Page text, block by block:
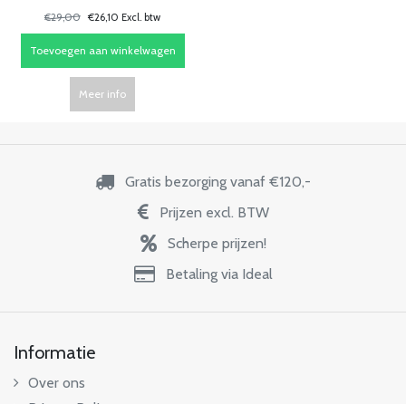
€29,00 €26,10 Excl. btw
Toevoegen aan winkelwagen
Meer info
Gratis bezorging vanaf €120,-
Prijzen excl. BTW
Scherpe prijzen!
Betaling via Ideal
Informatie
Over ons